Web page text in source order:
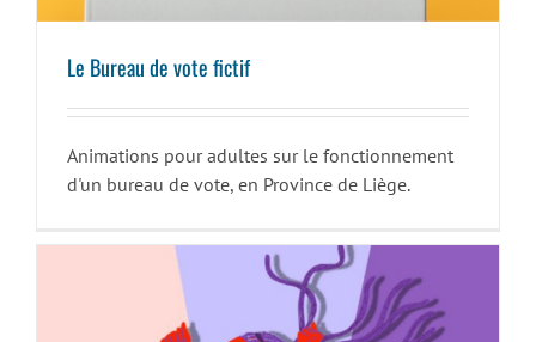
Le Bureau de vote fictif
Animations pour adultes sur le fonctionnement
d'un bureau de vote, en Province de Liège.